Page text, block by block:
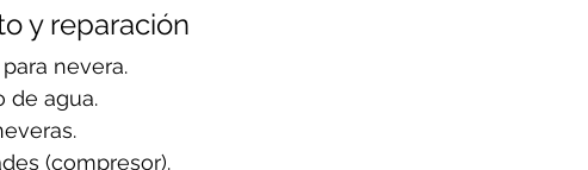
y reparación
nevera.
de agua.
(compresor).